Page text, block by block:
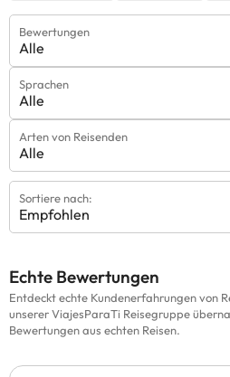
Bewertungen
Alle
Sprachen
Alle
Arten von Reisenden
Alle
Sortiere nach:
Empfohlen
Echte Bewertungen
Entdeckt echte Kundenerfahrungen von
unserer ViajesParaTi Reisegruppe
Bewertungen aus echten Reisen.